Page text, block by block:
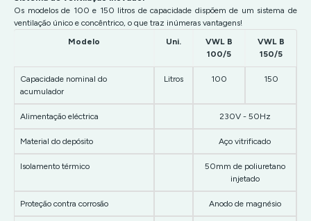
Os modelos de 100 e 150 litros de capacidade dispõem de um sistema de
ventilação único e concêntrico, o que traz inúmeras vantagens!
Modelo
Uni.
VWL B
100/5
VWL B
150/5
Capacidade nominal do
acumulador
Litros 100 150
Alimentação eléctrica 230V - 50Hz
Material do depósito Aço vitrificado
Isolamento térmico
50mm de poliuretano
injetado
Proteção contra corrosão Anodo de magnésio